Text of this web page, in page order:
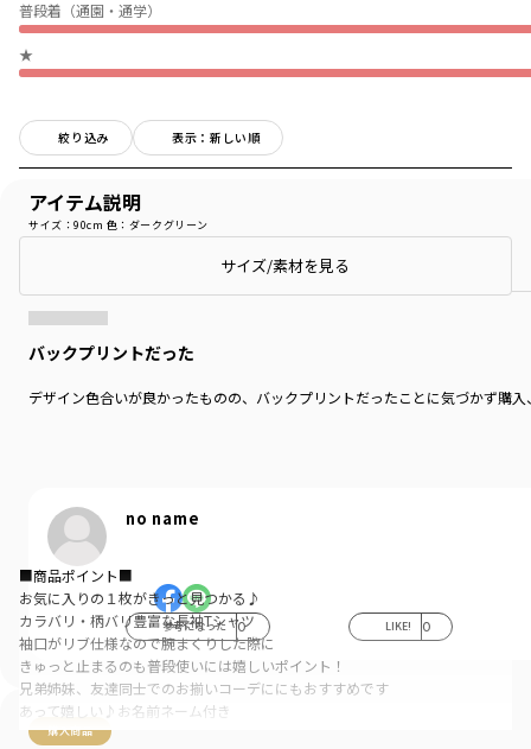
普段着（通園・通学）
★
絞り込み 表示：新しい順
サイズ：90cm 色：ダークグリーン
バックプリントだった
デザイン色合いが良かったものの、バックプリントだったことに気づかず購
no name
参考になった 0 LIKE! 0
購入商品
アイテム説明
サイズ/素材を見る
■商品ポイント■
お気に入りの１枚がきっと見つかる♪
カラバリ・柄バリ豊富な長袖Tシャツ
袖口がリブ仕様なので腕まくりした際に
きゅっと止まるのも普段使いには嬉しいポイント！
兄弟姉妹、友達同士でのお揃いコーデににもおすすめです
あって嬉しい♪お名前ネーム付き